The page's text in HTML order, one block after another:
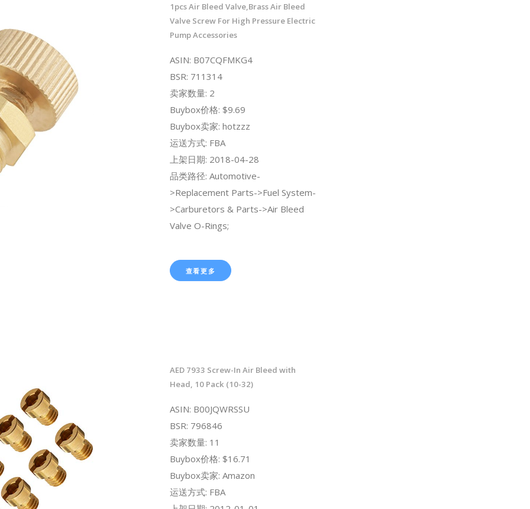
1pcs Air Bleed Valve,Brass Air Bleed
Valve Screw For High Pressure Electric
Pump Accessories
ASIN: B07CQFMKG4
BSR: 711314
卖家数量: 2
Buybox价格: $9.69
Buybox卖家: hotzzz
运送方式: FBA
上架日期: 2018-04-28
品类路径: Automotive-
>Replacement Parts->Fuel System-
>Carburetors & Parts->Air Bleed
Valve O-Rings;
查看更多
AED 7933 Screw-In Air Bleed with
Head, 10 Pack (10-32)
ASIN: B00JQWRSSU
BSR: 796846
卖家数量: 11
Buybox价格: $16.71
Buybox卖家: Amazon
运送方式: FBA